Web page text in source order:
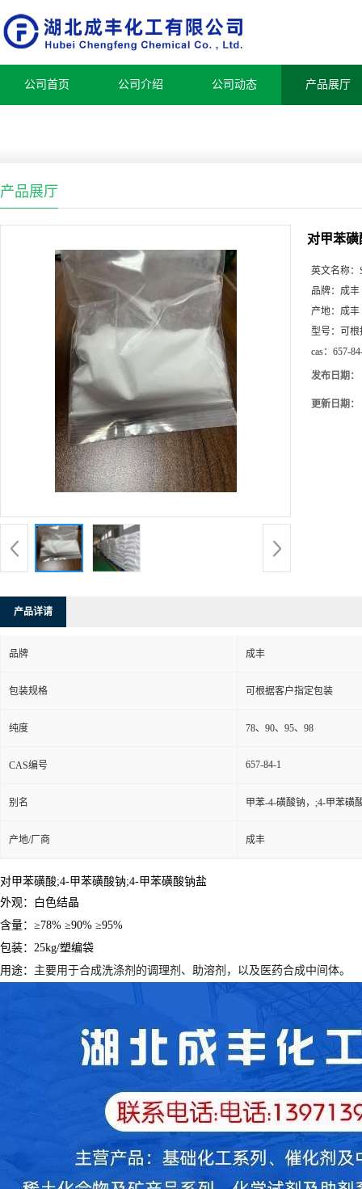
公司首页 公司介绍 公司动态 产品展厅
产品展厅
对甲苯磺
英文名称：
品牌： 成丰
产地： 成丰
型号：
可
cas： 657-
发布日期：
更新日期：
产品详请
品牌 成丰
包装规格 可根据客户指定包装
纯度 78、90、95、98
CAS编号 657-84-1
别名 甲苯-4-磺酸钠，;4-甲苯磺
产地/厂商 成丰
对甲苯磺酸;4-甲苯磺酸钠;4-甲苯磺酸钠盐
外观：白色结晶
含量：≥78% ≥90% ≥95%
包装：25kg/塑编袋
用途： 主要用于合成洗涤剂的调理剂、助溶剂，以及医药合成中间体。